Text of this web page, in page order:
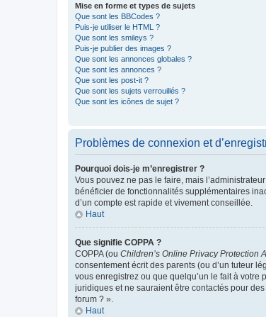
Mise en forme et types de sujets
Que sont les BBCodes ?
Puis-je utiliser le HTML ?
Que sont les smileys ?
Puis-je publier des images ?
Que sont les annonces globales ?
Que sont les annonces ?
Que sont les post-it ?
Que sont les sujets verrouillés ?
Que sont les icônes de sujet ?
Problèmes de connexion et
Pourquoi dois-je m’enregistrer ?
Vous pouvez ne pas le faire, mais
bénéficier de fonctionnalités supplémentaires
d’un compte est rapide et vivement conseillée.
Haut
Que signifie COPPA ?
COPPA (ou Children’s Online Privacy Protection
consentement écrit des parents (ou d’un tuteur
vous enregistrez ou que quelqu’un le fait à
juridiques et ne sauraient être contactés pour
forum ? ».
Haut